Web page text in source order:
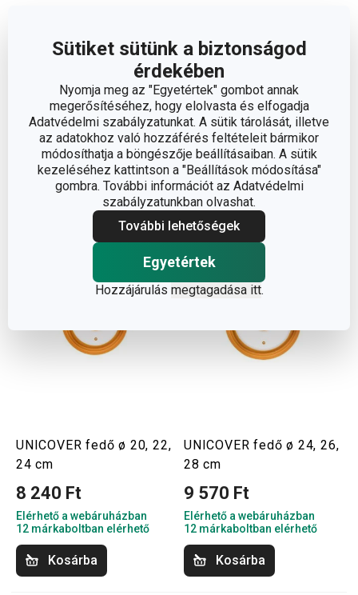
Sütiket sütünk a biztonságod
érdekében
Nyomja meg az "Egyetértek" gombot annak
megerősítéséhez, hogy elolvasta és elfogadja
Adatvédelmi szabályzatunkat. A sütik tárolását, illetve
az adatokhoz való hozzáférés feltételeit bármikor
módosíthatja a böngészője beállításaiban. A sütik
kezeléséhez kattintson a "Beállítások módosítása"
gombra. További információt az Adatvédelmi
szabályzatunkban olvashat.
További lehetőségek
Egyetértek
Hozzájárulás megtagadása itt.
UNICOVER fedő sütőbe
ø 32 cm
8 900 Ft
Elérhető a webáruházban
10 márkaboltban elérhető
Kosárba
UNICOVER fedő ø 16, 18,
20 cm
6 920 Ft
Elérhető a webáruházban
12 márkaboltban elérhető
Kosárba
UNICOVER fedő ø 20, 22,
24 cm
8 240 Ft
Elérhető a webáruházban
12 márkaboltban elérhető
Kosárba
UNICOVER fedő ø 24, 26,
28 cm
9 570 Ft
Elérhető a webáruházban
12 márkaboltban elérhető
Kosárba